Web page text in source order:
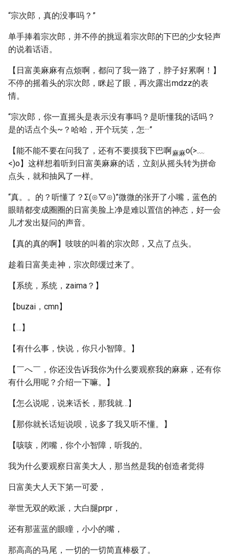
“宗次郎，真的没事吗？”
单手捧着宗次郎，并不停的挑逗着宗次郎的下巴的少女轻声
的说着话语。
【日富美麻麻有点烦啊，都问了我一路了，脖子好累啊！】
不停的摇着头的宗次郎，眯起了眼，再次露出mdzz的表
情。
“宗次郎，你一直摇头是表示没有事吗？是听懂我的话吗？
是的话点个头~？哈哈，开个玩笑，怎···”
【能不能不要在问我了，还有不要摸我下巴啊麻麻o(>﹏
<)o】这样想着听到日富美麻麻的话，立刻从摇头转为拼命
点头，就和抽风了一样。
“真。。的？听懂了？Σ(⊙▽⊙)”微微的张开了小嘴，蓝色的
眼睛都变成圈圈的日富美脸上净是难以置信的神态，好一会
儿才发出疑问的声音。
【真的真的啊】吱吱的叫着的宗次郎，又点了点头。
趁着日富美走神，宗次郎缓过来了。
【系统，系统，zaima？】
【buzai，cmn】
【…】
【有什么事，快说，你只小智障。】
【￣へ￣，你还没告诉我你为什么要观察我的麻麻，还有你
有什么用呢？介绍一下嘛。】
【怎么说呢，说来话长，那我就…】
【那你就长话短说呗，说多了我又听不懂。】
【咳咳，闭嘴，你个小智障，听我的。
我为什么要观察日富美大人，那当然是我的创造者觉得
日富美大人天下第一可爱，
举世无双的欧派，大白腿prpr，
还有那蓝蓝的眼瞳，小小的嘴，
那高高的马尾，一切的一切简直棒极了。